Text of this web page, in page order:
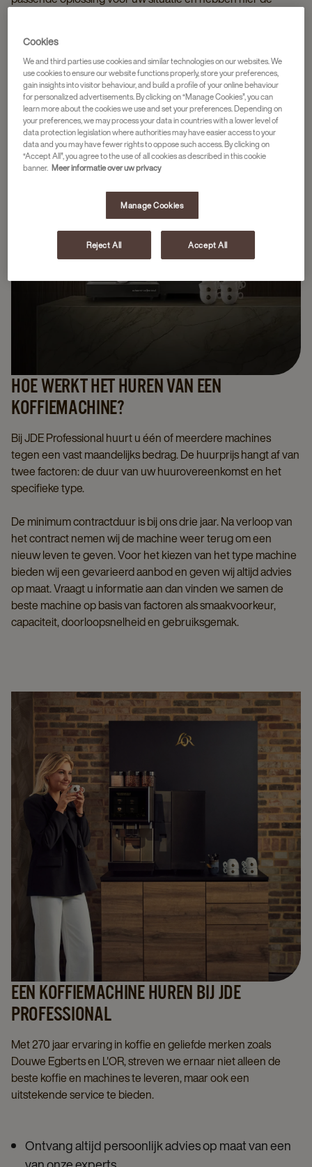
HOE WERKT HET HUREN VAN EEN
KOFFIEMACHINE?
Bij JDE Professional huurt u één of meerdere machines
tegen een vast maandelijks bedrag. De huurprijs hangt af van
twee factoren: de duur van uw huurovereenkomst en het
specifieke type.
De minimum contractduur is bij ons drie jaar. Na verloop van
het contract nemen wij de machine weer terug om een
nieuw leven te geven. Voor het kiezen van het type machine
bieden wij een gevarieerd aanbod en geven wij altijd advies
op maat. Vraagt u informatie aan dan vinden we samen de
beste machine op basis van factoren als smaakvoorkeur,
capaciteit, doorloopsnelheid en gebruiksgemak.
EEN KOFFIEMACHINE HUREN BIJ JDE
PROFESSIONAL
Met 270 jaar ervaring in koffie en geliefde merken zoals
Douwe Egberts en L'OR, streven we ernaar niet alleen de
beste koffie en machines te leveren, maar ook een
uitstekende service te bieden.
Ontvang altijd persoonlijk advies op maat van een
Cookies
We and third parties use cookies and similar technologies on our websites. We
use cookies to ensure our website functions properly, store your preferences,
gain insights into visitor behaviour, and build a profile of your online behaviour
for personalized advertisements. By clicking on “Manage Cookies”, you can
learn more about the cookies we use and set your preferences. Depending on
your preferences, we may process your data in countries with a lower level of
data protection legislation where authorities may have easier access to your
data and you may have fewer rights to oppose such access. By clicking on
“Accept All”, you agree to the use of all cookies as described in this cookie
banner. Meer informatie over uw privacy
Manage Cookies
Reject All Accept All